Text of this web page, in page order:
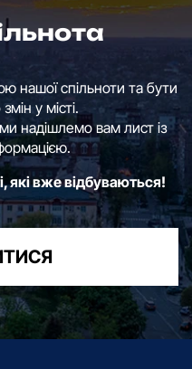
нашої спільноти та бути
у місті.
надішлемо вам лист із
які вже відбуваються!